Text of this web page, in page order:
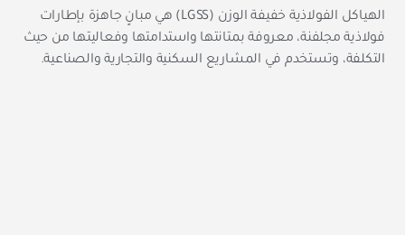
الهياكل الفولاذية خفيفة الوزن (LGSS) هي مبانٍ جاهزة بإطارات
فولاذية مجلفنة، معروفة بمتانتها واستدامتها وفعاليتها من حيث
التكلفة، وتستخدم في المشاريع السكنية والتجارية والصناعية.